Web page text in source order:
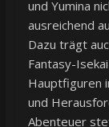
und Yumina
ausreichend
Dazu trägt
Fantasy-
Hauptfiguren
und
Abenteuer